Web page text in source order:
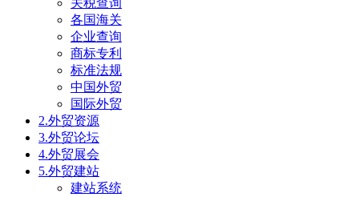
关税查询
各国海关
企业查询
商标专利
标准法规
中国外贸
国际外贸
2.外贸资源
3.外贸论坛
4.外贸展会
5.外贸建站
建站系统